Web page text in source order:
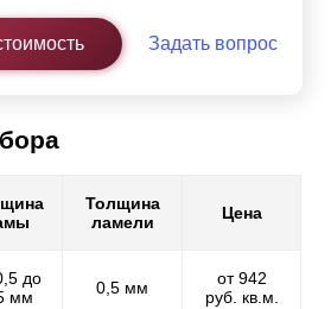
Задать вопрос
Толщина
ламели
Цена
до
мм
0,5 мм
от 942
руб. кв.м.